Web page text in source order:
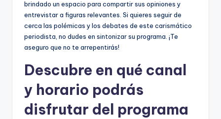
brindado un espacio para compartir sus opiniones y
entrevistar a figuras relevantes. Si quieres seguir de
cerca las polémicas y los debates de este carismático
periodista, no dudes en sintonizar su programa. ¡Te
aseguro que no te arrepentirás!
Descubre en qué canal
y horario podrás
disfrutar del programa